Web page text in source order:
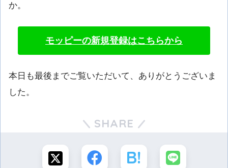
か。
モッピーの新規登録はこちらから
本日も最後までご覧いただいて、ありがとうございま
した。
SHARE